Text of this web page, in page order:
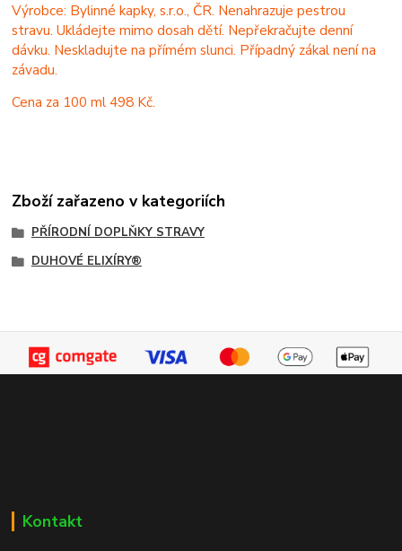
Výrobce: Bylinné kapky, s.r.o., ČR. Nenahrazuje pestrou
stravu. Ukládejte mimo dosah dětí. Nepřekračujte denní
dávku. Neskladujte na přímém slunci. Případný zákal není na
závadu.
Cena za 100 ml 498 Kč.
Zboží zařazeno v kategoriích
PŘÍRODNÍ DOPLŇKY STRAVY
DUHOVÉ ELIXÍRY®
Kontakt